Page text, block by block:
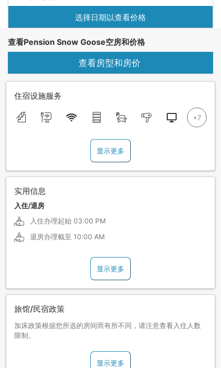
选择日期以查看价格
查看Pension Snow Goose空房和价格
查看房型和房价
住宿设施服务
显示更多
实用信息
入住/退房
入住办理起始 03:00 PM
退房办理截至 10:00 AM
显示更多
旅馆/民宿政策
加床政策根据您所选的房间而有所不同，请注意查看入住人数
限制。
显示更多